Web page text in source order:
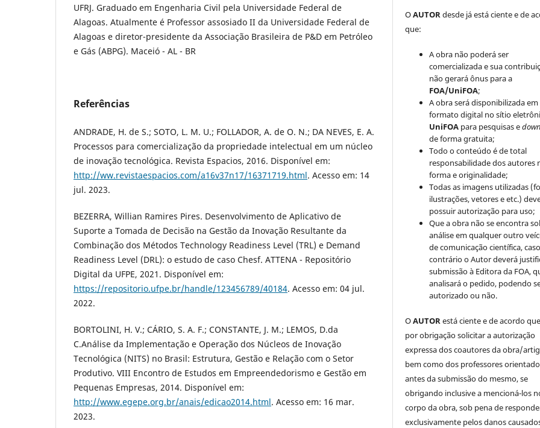
UFRJ. Graduado em Engenharia Civil pela Universidade Federal de
Alagoas. Atualmente é Professor assosiado II da Universidade Federal de
Alagoas e diretor-presidente da Associação Brasileira de P&D em Petróleo
e Gás (ABPG). Maceió - AL - BR
Referências
ANDRADE, H. de S.; SOTO, L. M. U.; FOLLADOR, A. de O. N.; DA NEVES, E. A.
Processos para comercialização da propriedade intelectual em um núcleo
de inovação tecnológica. Revista Espacios, 2016. Disponível em:
http://ww.revistaespacios.com/a16v37n17/16371719.html. Acesso em: 14
jul. 2023.
BEZERRA, Willian Ramires Pires. Desenvolvimento de Aplicativo de
Suporte a Tomada de Decisão na Gestão da Inovação Resultante da
Combinação dos Métodos Technology Readiness Level (TRL) e Demand
Readiness Level (DRL): o estudo de caso Chesf. ATTENA - Repositório
Digital da UFPE, 2021. Disponível em:
https://repositorio.ufpe.br/handle/123456789/40184. Acesso em: 04 jul.
2022.
BORTOLINI, H. V.; CÁRIO, S. A. F.; CONSTANTE, J. M.; LEMOS, D.da
C.Análise da Implementação e Operação dos Núcleos de Inovação
Tecnológica (NITS) no Brasil: Estrutura, Gestão e Relação com o Setor
Produtivo. VIII Encontro de Estudos em Empreendedorismo e Gestão em
Pequenas Empresas, 2014. Disponível em:
http://www.egepe.org.br/anais/edicao2014.html. Acesso em: 16 mar.
2023.
OAUTORdesde já está ciente e de
que:
A obra não poderá ser
comercializada e sua
não gerará ônus para a
FOA/UniFOA;
A obra será disponibilizada em
formato digital no sítio
UniFOA para pesquisas e
de forma gratuita;
Todo o conteúdo é de total
responsabilidade dos autores
forma e originalidade;
Todas as imagens utilizadas
ilustrações, vetores e etc.)
possuir autorização para uso;
Que a obra não se encontra
análise em qualquer outro
de comunicação científica, caso
contrário o Autor deverá
submissão à Editora da FOA,
analisará o pedido, podendo
autorizado ou não.
OAUTORestá ciente e de acordo
por obrigação solicitar a autorização
expressa dos coautores da obra/
bem como dos professores
antes da submissão do mesmo, se
obrigando inclusive a mencioná-los
corpo da obra, sob pena de
exclusivamente pelos danos